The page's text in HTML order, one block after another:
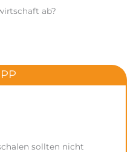
ab?
sollten nicht